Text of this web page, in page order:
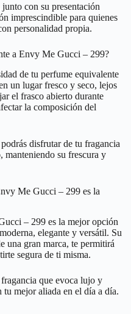
con su presentación
imprescindible para quienes
personalidad propia.
a Envy Me Gucci – 299?
de tu perfume equivalente
un lugar fresco y seco, lejos
el frasco abierto durante
la composición del
disfrutar de tu fragancia
manteniendo su frescura y
Me Gucci – 299 es la
– 299 es la mejor opción
elegante y versátil. Su
una gran marca, te permitirá
segura de ti misma.
que evoca lujo y
mejor aliada en el día a día.